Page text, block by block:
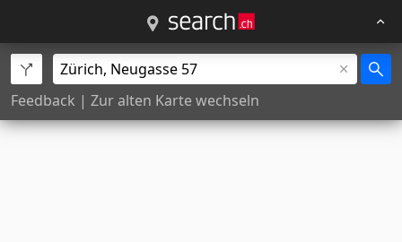
Feedback | Zur alten Karte wechseln